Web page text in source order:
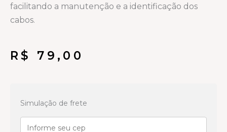
facilitando a manutenção e a identificação dos
cabos.
R$ 79,00
Simulação de frete
Horizontal